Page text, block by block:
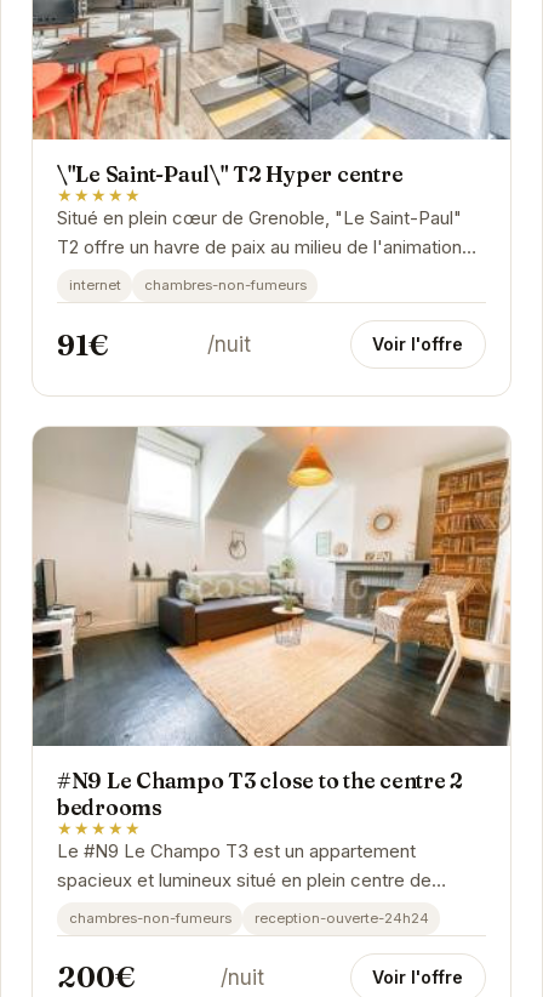
\"Le Saint-Paul\" T2 Hyper centre
★★★★★
Situé en plein cœur de Grenoble, "Le Saint-Paul"
T2 offre un havre de paix au milieu de l'animation
urbaine. Cet appartement élégant et...
internet chambres-non-fumeurs
91€ /nuit Voir l'offre
#N9 Le Champo T3 close to the centre 2
bedrooms
★★★★★
Le #N9 Le Champo T3 est un appartement
spacieux et lumineux situé en plein centre de
Grenoble. Il est idéal pour les familles ou les
groupes d'amis...
chambres-non-fumeurs reception-ouverte-24h24
200€ /nuit Voir l'offre